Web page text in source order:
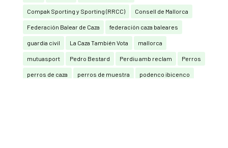
Compak Sporting y Sporting (RRCC) Consell de Mallorca
Federación Balear de Caza federación caza baleares
guardia civil La Caza También Vota mallorca
mutuasport Pedro Bestard Perdiu amb reclam Perros
perros de caza perros de muestra podenco ibicenco